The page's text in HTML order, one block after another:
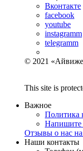
Вконтакте
facebook
youtube
instagramm
telegramm
© 2021
This site is
Важное
Политика
Напишите
Отзывы о нас
Наши контакты